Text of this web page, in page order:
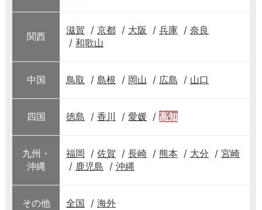
関西
滋賀 京都 大阪 兵庫
奈良
和歌山
中国 鳥取 島根 岡山 広島 山口
四国 徳島 香川 愛媛 高知
九州・
沖縄
福岡 佐賀 長崎 熊本 大分
宮崎
鹿児島
沖縄
その他 全国 海外